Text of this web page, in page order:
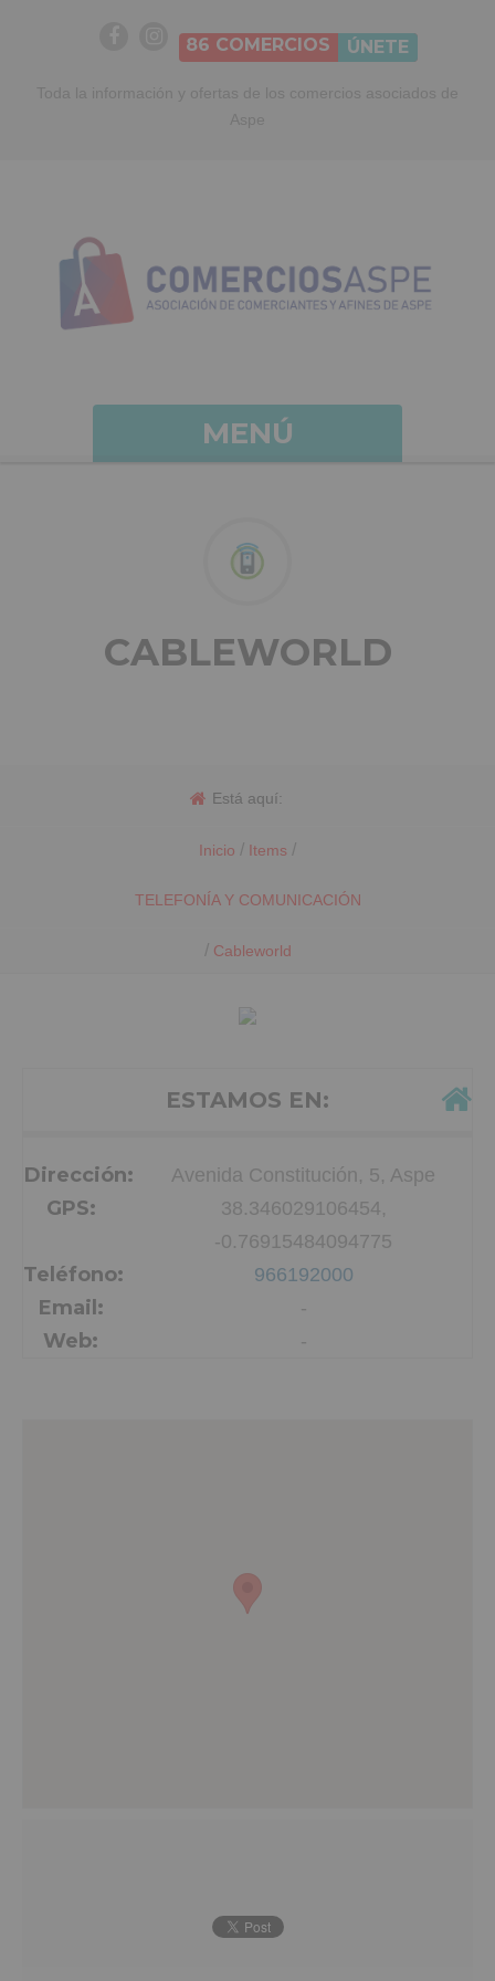
86 COMERCIOS ÚNETE
MENÚ
CABLEWORLD
Está aquí:
Inicio / Items /
TELEFONÍA Y COMUNICACIÓN
/ Cableworld
ESTAMOS EN:
Dirección: Avenida Constitución, 5, Aspe
GPS:
38.346029106454,
-0.76915484094775
Teléfono: 966192000
Email: -
Web: -